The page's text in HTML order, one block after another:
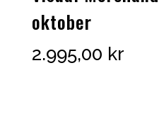
oktober
2.995,00 kr